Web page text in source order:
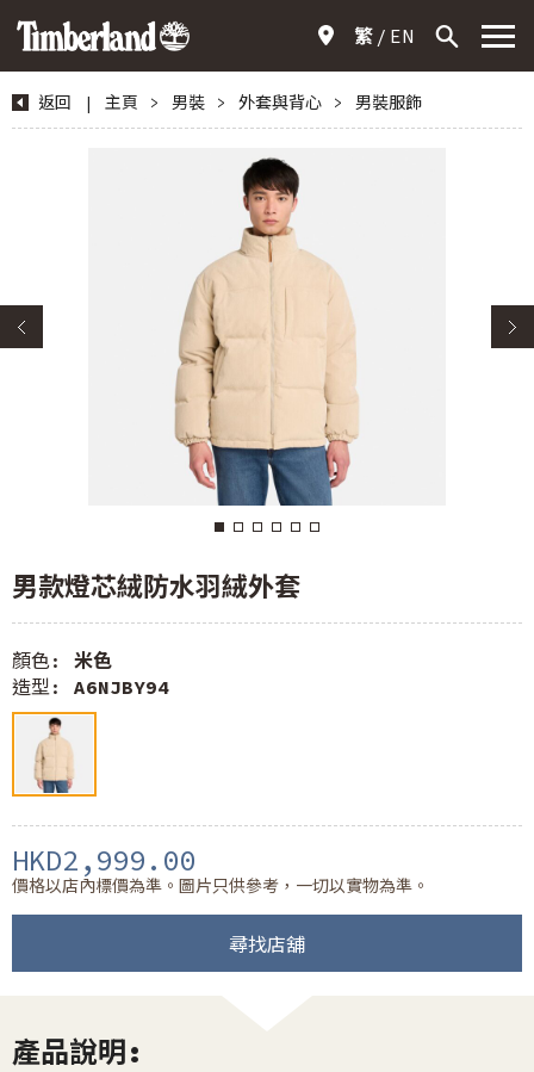
繁 EN
返回 | 主頁 > 男裝 > 外套與背心 > 男裝服飾
男款燈芯絨防水羽絨外套
顏色: 米色
造型: A6NJBY94
HKD2,999.00
價格以店內標價為準。圖片只供參考，一切以實物為準。
尋找店舖
產品說明: